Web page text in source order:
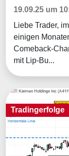
19.09.25 um
Liebe Trader,
einigen
Comeback-
mit Lip-Bu...
Tradingerfolge